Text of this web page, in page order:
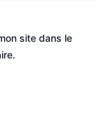
site dans le